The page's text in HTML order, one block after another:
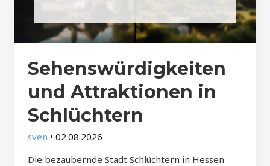
Sehenswürdigkeiten
und Attraktionen in
Schlüchtern
sven • 02.08.2026
Die bezaubernde Stadt Schlüchtern in Hessen